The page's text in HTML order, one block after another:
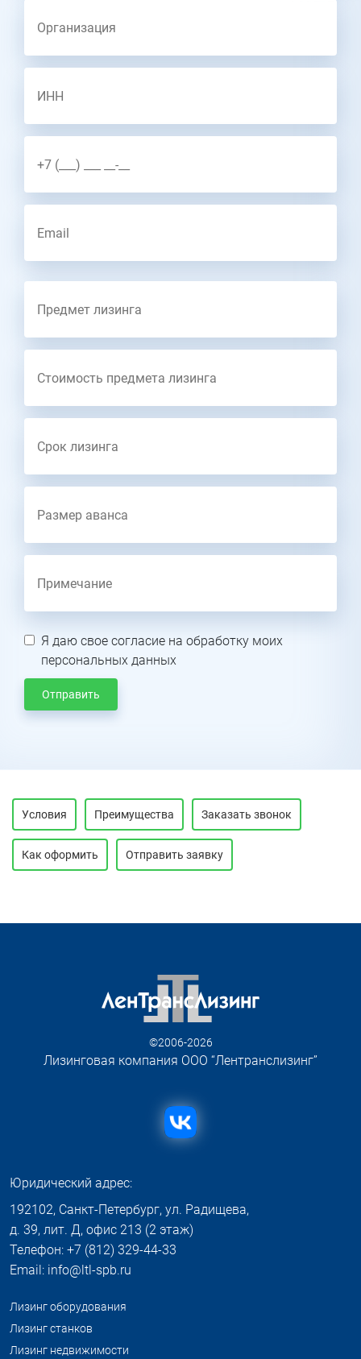
Я даю свое согласие на обработку моих
персональных данных
Отправить
Условия Преимущества Заказать звонок
Как оформить Отправить заявку
©2006-2026
Лизинговая компания ООО “Лентранслизинг”
Юридический адрес:
192102, Санкт-Петербург, ул. Радищева,
д. 39, лит. Д, офис 213 (2 этаж)
Телефон: +7 (812) 329-44-33
Email: info@ltl-spb.ru
Лизинг оборудования
Лизинг станков
Лизинг недвижимости